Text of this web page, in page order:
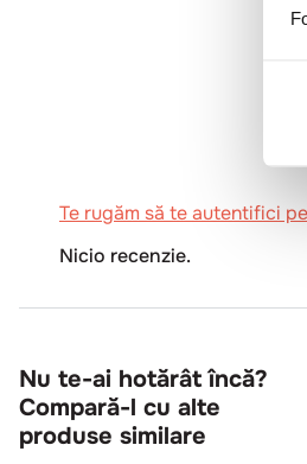
Te rugăm să te autentifici
Nicio recenzie.
Nu te-ai hotărât încă?
Compară-l cu alte
produse similare